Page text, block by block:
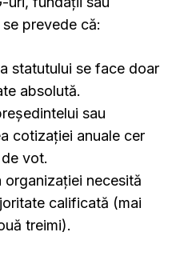
prevede că:
statutului se face doar
absolută.
sau
cotizației anuale cer
vot.
organizației necesită
calificată (mai
treimi).